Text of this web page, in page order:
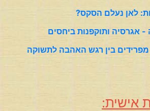
לאן נעלם הסקס?
אגרסיה ותוקפנות ביחסים
בין רגש האהבה לתשוקה
אישית: